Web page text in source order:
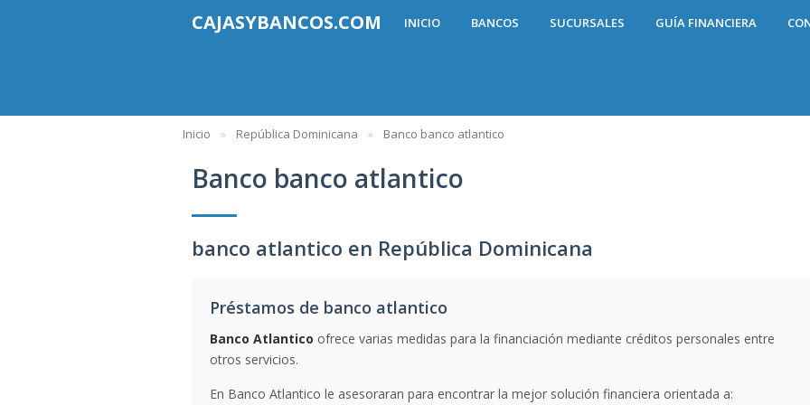
CAJASYBANCOS.COM INICIO BANCOS SUCURSALES GUÍA FINANCIERA
Inicio República Dominicana Banco banco atlantico
Banco banco atlantico
banco atlantico en República Dominicana
Préstamos de banco atlantico
Banco Atlantico ofrece varias medidas para la financiación mediante créditos personales entre
otros servicios.
En Banco Atlantico le asesoraran para encontrar la mejor solución financiera orientada a: